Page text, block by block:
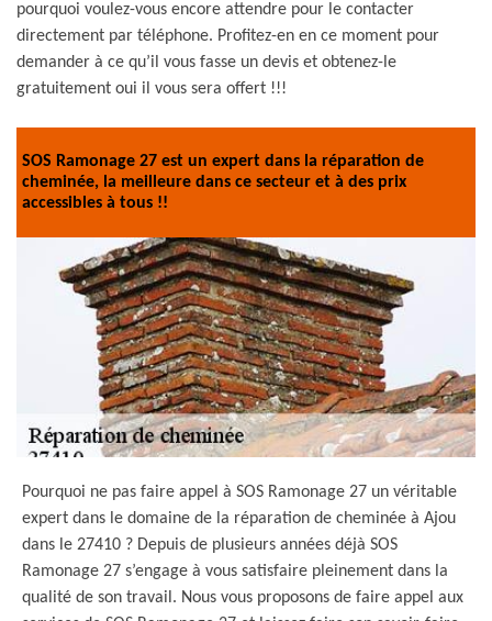
pourquoi voulez-vous encore attendre pour le contacter
directement par téléphone. Profitez-en en ce moment pour
demander à ce qu’il vous fasse un devis et obtenez-le
gratuitement oui il vous sera offert !!!
SOS Ramonage 27 est un expert dans la réparation de
cheminée, la meilleure dans ce secteur et à des prix
accessibles à tous !!
Pourquoi ne pas faire appel à SOS Ramonage 27 un véritable
expert dans le domaine de la réparation de cheminée à Ajou
dans le 27410 ? Depuis de plusieurs années déjà SOS
Ramonage 27 s’engage à vous satisfaire pleinement dans la
qualité de son travail. Nous vous proposons de faire appel aux